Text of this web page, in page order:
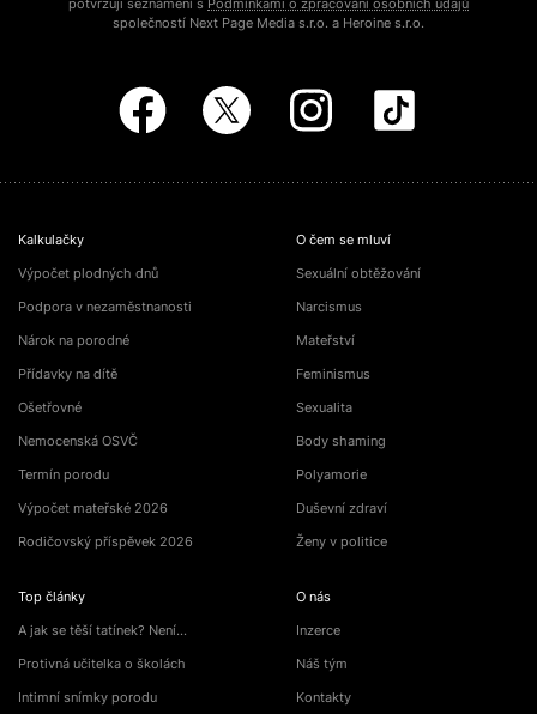
potvrzuji seznámení s Podmínkami o zpracování osobních údajů
společností Next Page Media s.r.o. a Heroine s.r.o.
Kalkulačky
Výpočet plodných dnů
Podpora v nezaměstnanosti
Nárok na porodné
Přídavky na dítě
Ošetřovné
Nemocenská OSVČ
Termín porodu
Výpočet mateřské 2026
Rodičovský příspěvek 2026
Top články
A jak se těší tatínek? Není…
Protivná učitelka o školách
Intimní snímky porodu
O čem se mluví
Sexuální obtěžování
Narcismus
Mateřství
Feminismus
Sexualita
Body shaming
Polyamorie
Duševní zdraví
Ženy v politice
O nás
Inzerce
Náš tým
Kontakty